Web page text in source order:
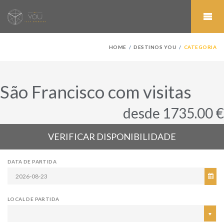
HOME DESTINOS YOU CATEGORIA
São Francisco com visitas
desde 1735.00 €
VERIFICAR DISPONIBILIDADE
DATA DE PARTIDA
LOCAL DE PARTIDA